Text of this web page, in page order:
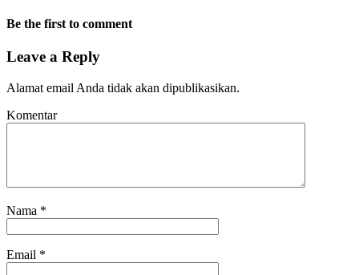
Be the first to comment
Leave a Reply
Alamat email Anda tidak akan dipublikasikan.
Komentar
Nama *
Email *